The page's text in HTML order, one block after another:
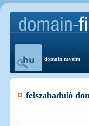
domain neveim
felszabaduló